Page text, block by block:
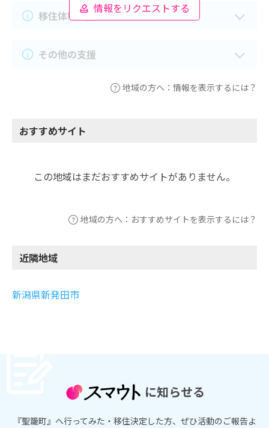
情報をリクエストする
移住体験支援
その他の支援
地域の方へ：情報を表示するには？
おすすめサイト
この地域はまだおすすめサイトがありません。
地域の方へ：おすすめサイトを表示するには？
近隣地域
新潟県新発田市
に知らせる
『聖籠町』へ行ってみた・移住決定した方、ぜひ活動のご報告よ